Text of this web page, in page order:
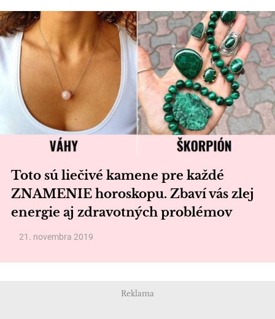
Toto sú liečivé kamene pre každé
ZNAMENIE horoskopu. Zbaví vás zlej
energie aj zdravotných problémov
21. novembra 2019
Reklama